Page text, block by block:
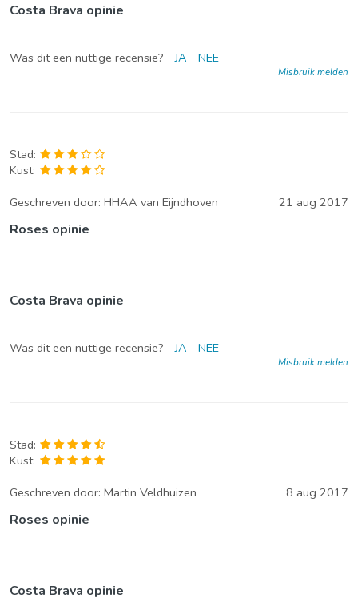
Costa Brava opinie
Was dit een nuttige recensie? JA NEE
Misbruik melden
Stad:
Kust:
Geschreven door: HHAA van Eijndhoven 21 aug 2017
Roses opinie
Costa Brava opinie
Was dit een nuttige recensie? JA NEE
Misbruik melden
Stad:
Kust:
Geschreven door: Martin Veldhuizen 8 aug 2017
Roses opinie
Costa Brava opinie